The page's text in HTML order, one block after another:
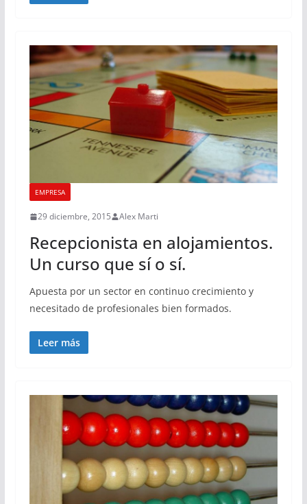
EMPRESA
29 diciembre, 2015 Alex Marti
Recepcionista en alojamientos.
Un curso que sí o sí.
Apuesta por un sector en continuo crecimiento y
necesitado de profesionales bien formados.
Leer más